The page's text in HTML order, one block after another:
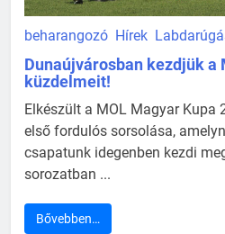
beharangozó Hírek
Dunaújvárosban kezdjük a
küzdelmeit!
Elkészült a MOL Magyar Kupa
első fordulós sorsolása,
csapatunk idegenben kezdi
sorozatban ...
Bővebben…